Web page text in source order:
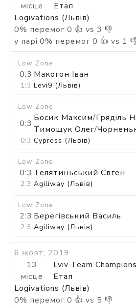
місце
Етап
Logivations (Львів)
0% перемог 0 👍 vs 3 👎
у парі 0% перемог 0 👍 vs 1
Low Zone
0:3 Макогон Іван
1:3 Levi9 (Львів)
Low Zone
0:3
Босик Максим/Гряділь
Тимощук Олег/
0:3 Cypress (Львів)
Low Zone
0:3 Телятиньський Євген
2:3 Agiliway (Львів)
Low Zone
2:3 Берегівський Василь
2:3 Agiliway (Львів)
6 жовт, 2019
13
місце
Lviv Team
Етап
Logivations (Львів)
0% перемог 0 👍 vs 5 👎